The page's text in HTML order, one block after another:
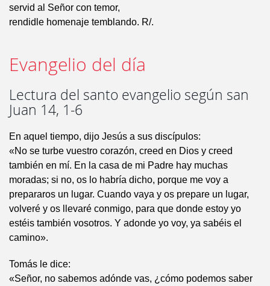
servid al Señor con temor,
rendidle homenaje temblando. R/.
Evangelio del día
Lectura del santo evangelio según san
Juan 14, 1-6
En aquel tiempo, dijo Jesús a sus discípulos:
«No se turbe vuestro corazón, creed en Dios y creed
también en mí. En la casa de mi Padre hay muchas
moradas; si no, os lo habría dicho, porque me voy a
prepararos un lugar. Cuando vaya y os prepare un lugar,
volveré y os llevaré conmigo, para que donde estoy yo
estéis también vosotros. Y adonde yo voy, ya sabéis el
camino».
Tomás le dice:
«Señor, no sabemos adónde vas, ¿cómo podemos saber